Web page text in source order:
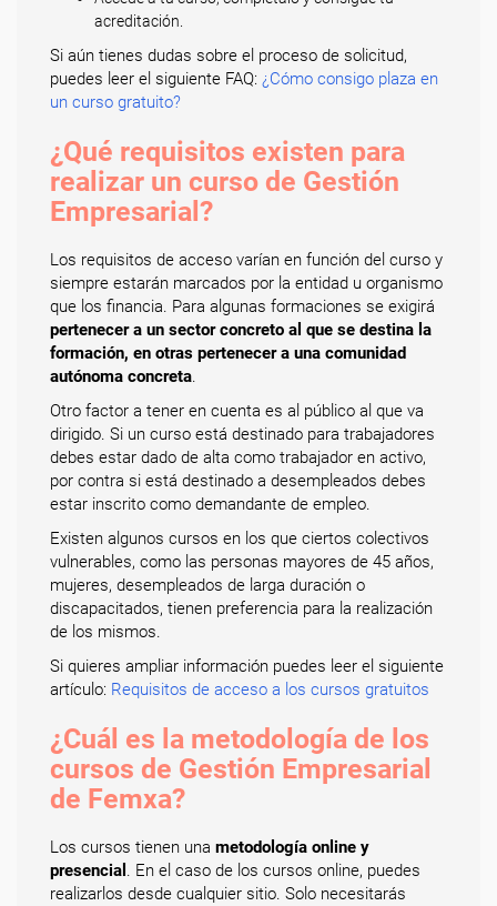
acreditación.
Si aún tienes dudas sobre el proceso de solicitud,
puedes leer el siguiente FAQ: ¿Cómo consigo plaza en
un curso gratuito?
¿Qué requisitos existen para
realizar un curso de Gestión
Empresarial?
Los requisitos de acceso varían en función del curso y
siempre estarán marcados por la entidad u organismo
que los financia. Para algunas formaciones se exigirá
pertenecer a un sector concreto al que se destina la
formación, en otras pertenecer a una comunidad
autónoma concreta.
Otro factor a tener en cuenta es al público al que va
dirigido. Si un curso está destinado para trabajadores
debes estar dado de alta como trabajador en activo,
por contra si está destinado a desempleados debes
estar inscrito como demandante de empleo.
Existen algunos cursos en los que ciertos colectivos
vulnerables, como las personas mayores de 45 años,
mujeres, desempleados de larga duración o
discapacitados, tienen preferencia para la realización
de los mismos.
Si quieres ampliar información puedes leer el siguiente
artículo: Requisitos de acceso a los cursos gratuitos
¿Cuál es la metodología de los
cursos de Gestión Empresarial
de Femxa?
Los cursos tienen una metodología online y
presencial . En el caso de los cursos online, puedes
realizarlos desde cualquier sitio. Solo necesitarás